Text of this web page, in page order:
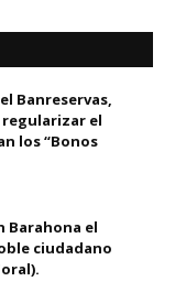
Banreservas,
el
los “Bonos
Barahona el
ciudadano